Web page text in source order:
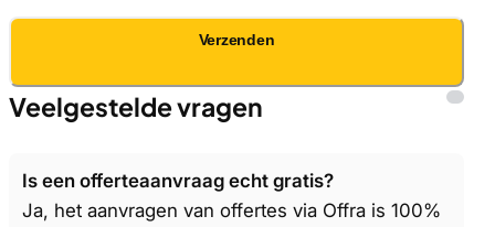
Verzenden
Veelgestelde vragen
Is een offerteaanvraag echt gratis?
Ja, het aanvragen van offertes via Offra is 100%